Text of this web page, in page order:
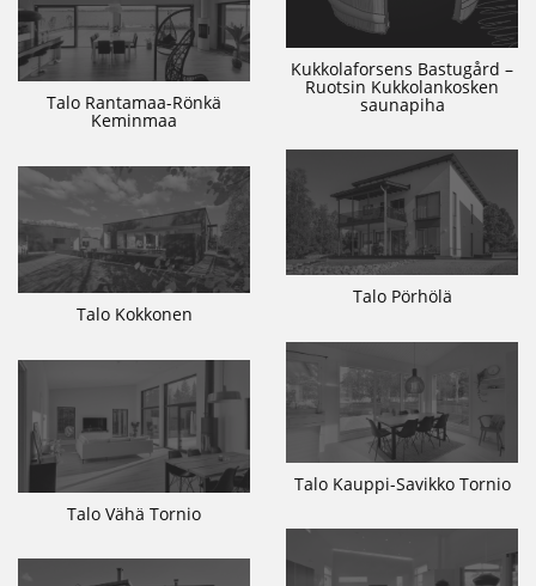
Kukkolaforsens Bastugård –
Ruotsin Kukkolankosken
saunapiha
Talo Rantamaa-Rönkä
Keminmaa
Talo Pörhölä
Talo Kokkonen
Talo Kauppi-Savikko Tornio
Talo Vähä Tornio